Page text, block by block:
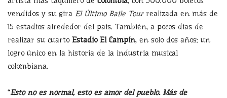
vendidos y su gira El Último Baile Tour realizada en más de
15 estadios alrededor del país. También, a pocos días de
realizar su cuarto Estadio El Campín, en solo dos años: un
logro único en la historia de la industria musical
colombiana.
“Esto no es normal, esto es amor del pueblo. Más de